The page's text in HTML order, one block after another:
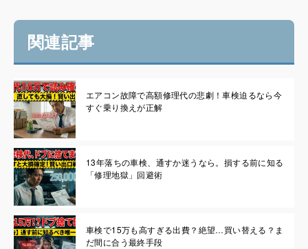
関連記事
エアコン故障で高額修理代の悲劇！車検迫るなら今
すぐ乗り換えが正解
13年落ちの車検、通すか迷うなら。損する前に知る
「修理地獄」回避術
車検で15万も高すぎる出費？絶望…買い替える？ま
だ間に合う最終手段